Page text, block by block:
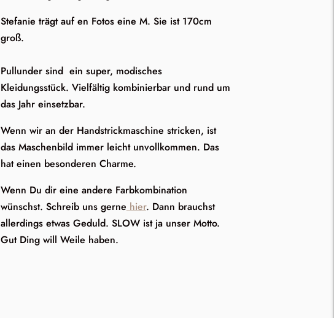
Stefanie trägt auf en Fotos eine M. Sie ist 170cm
groß.
Pullunder sind ein super, modisches
Kleidungsstück. Vielfältig kombinierbar und rund um
das Jahr einsetzbar.
Wenn wir an der Handstrickmaschine stricken, ist
das Maschenbild immer leicht unvollkommen. Das
hat einen besonderen Charme.
Wenn Du dir eine andere Farbkombination
wünschst. Schreib uns gerne hier. Dann brauchst
allerdings etwas Geduld. SLOW ist ja unser Motto.
Gut Ding will Weile haben.